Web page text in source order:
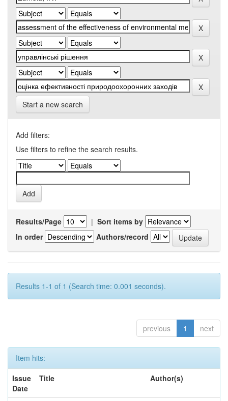
Start a new search
Add filters:
Use filters to refine the search results.
Results/Page | Sort items by
In order
Authors/record
Results 1-1 of 1 (Search time: 0.001 seconds).
previous 1 next
Item hits:
Issue
Date
Title Author(s)